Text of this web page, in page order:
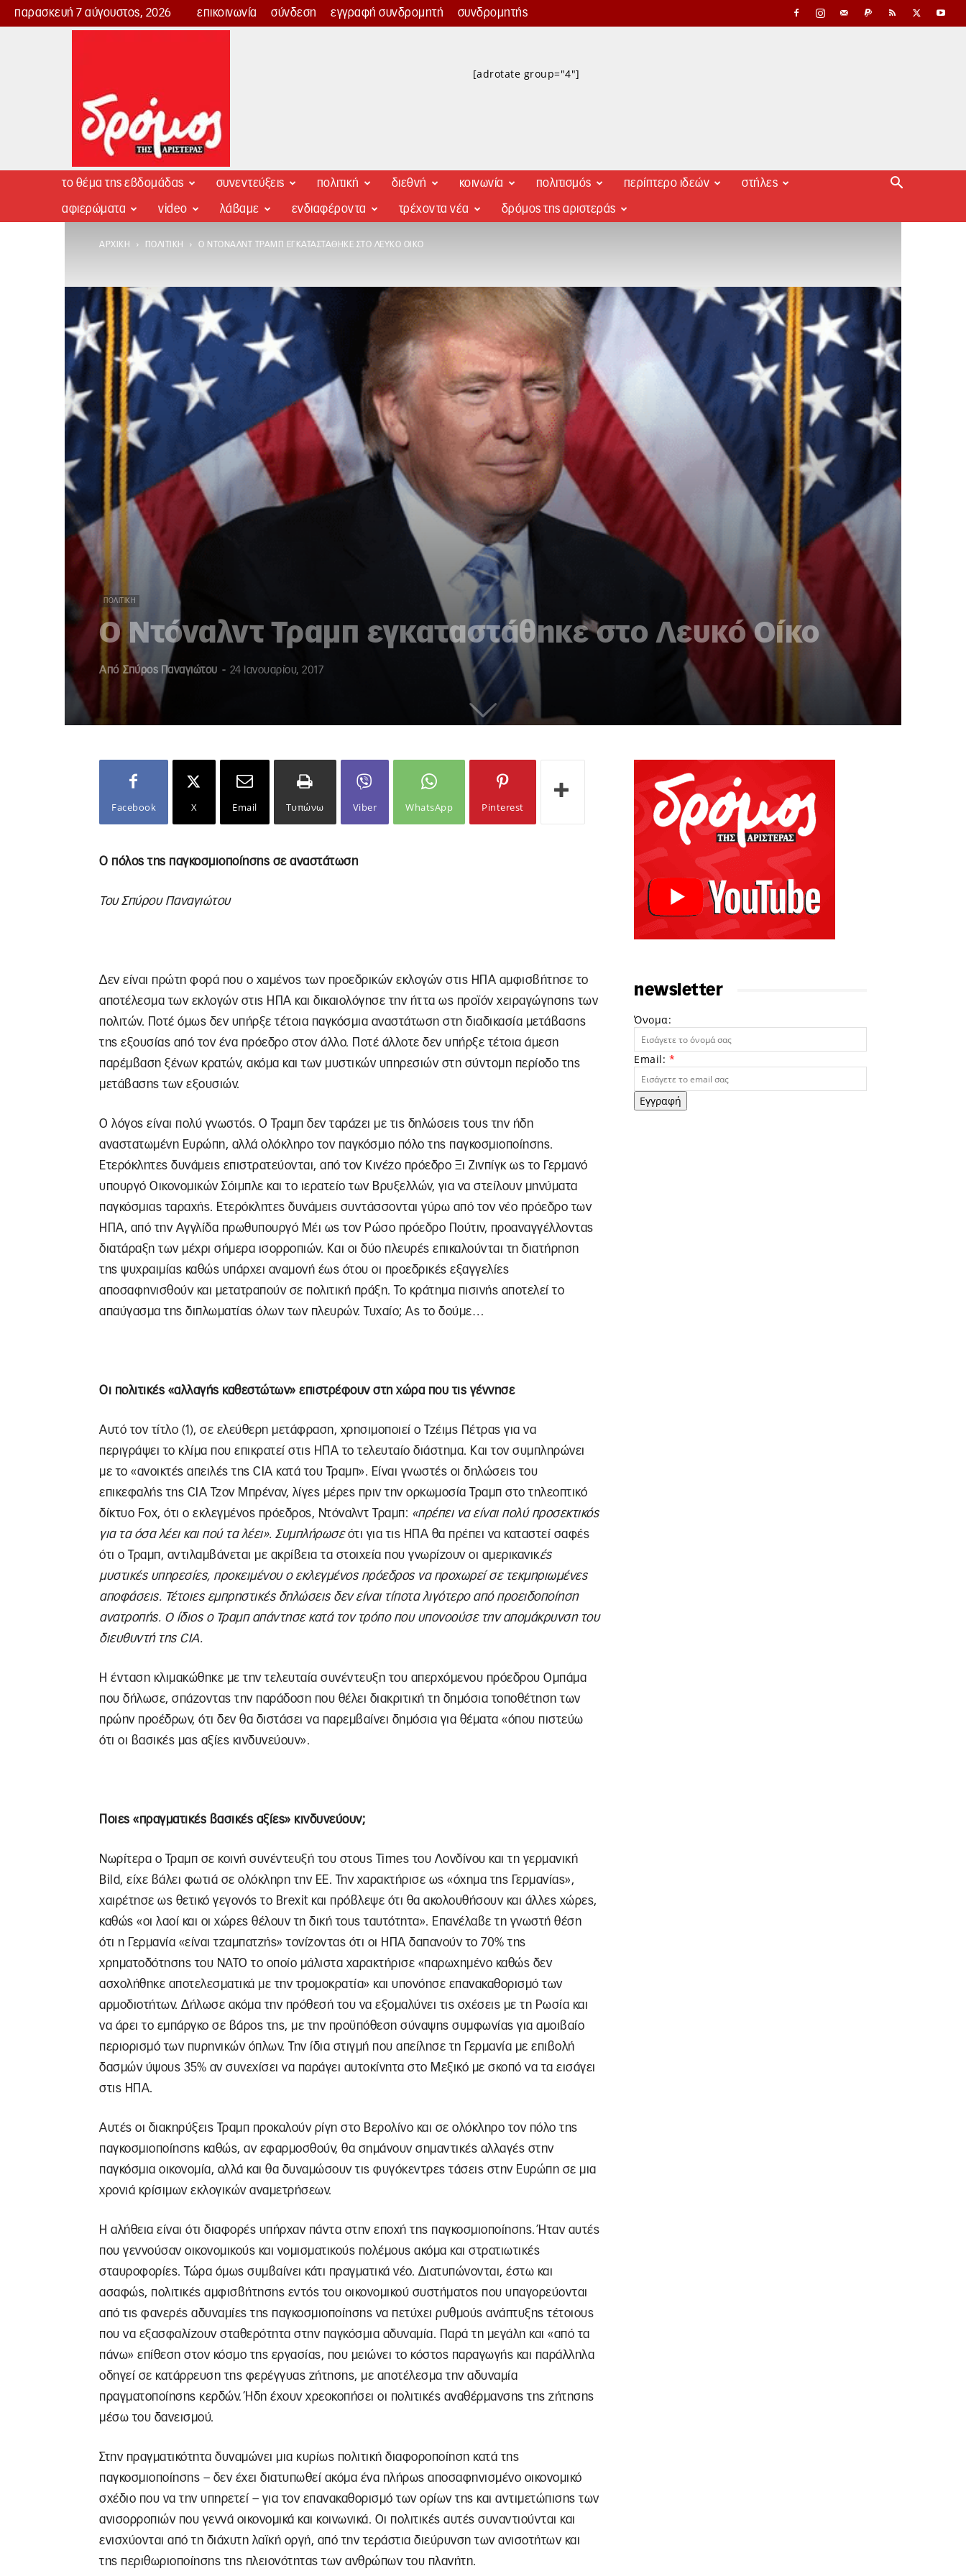
παρασκευή 7 αύγουστος, 2026 επικοινωνία σύνδεση εγγραφή συνδρομητή συνδρομητής
Δρόμος
[adrotate group="4"]
το θέμα της εβδομάδας συνεντεύξεις πολιτική διεθνή κοινωνία πολιτισμός περίπτερο ιδεών στήλες
αφιερώματα video λάβαμε ενδιαφέροντα τρέχοντα νέα δρόμος της αριστεράς
ΑΡΧΙΚΉ ΠΟΛΙΤΙΚΉ Ο ΝΤΌΝΑΛΝΤ ΤΡΑΜΠ ΕΓΚΑΤΑΣΤΆΘΗΚΕ ΣΤΟ ΛΕΥΚΌ ΟΊΚΟ
ΠΟΛΙΤΙΚΉ
Ο Ντόναλντ Τραμπ εγκαταστάθηκε στο Λευκό Οίκο
Από Σπύρος Παναγιώτου - 24 Ιανουαρίου, 2017
Facebook X Email Τυπώνω Viber WhatsApp Pinterest
Ο πόλος της παγκοσμιοποίησης σε αναστάτωση
Του Σπύρου Παναγιώτου
Δεν είναι πρώτη φορά που ο χαμένος των προεδρικών εκλογών στις ΗΠΑ αμφισβήτησε το
αποτέλεσμα των εκλογών στις ΗΠΑ και δικαιολόγησε την ήττα ως προϊόν χειραγώγησης των
πολιτών. Ποτέ όμως δεν υπήρξε τέτοια παγκόσμια αναστάτωση στη διαδικασία μετάβασης
της εξουσίας από τον ένα πρόεδρο στον άλλο. Ποτέ άλλοτε δεν υπήρξε τέτοια άμεση
παρέμβαση ξένων κρατών, ακόμα και των μυστικών υπηρεσιών στη σύντομη περίοδο της
μετάβασης των εξουσιών.
Ο λόγος είναι πολύ γνωστός. Ο Τραμπ δεν ταράζει με τις δηλώσεις τους την ήδη
αναστατωμένη Ευρώπη, αλλά ολόκληρο τον παγκόσμιο πόλο της παγκοσμιοποίησης.
Ετερόκλητες δυνάμεις επιστρατεύονται, από τον Κινέζο πρόεδρο Ξι Ζινπίγκ ως το Γερμανό
υπουργό Οικονομικών Σόιμπλε και το ιερατείο των Βρυξελλών, για να στείλουν μηνύματα
παγκόσμιας ταραχής. Ετερόκλητες δυνάμεις συντάσσονται γύρω από τον νέο πρόεδρο των
ΗΠΑ, από την Αγγλίδα πρωθυπουργό Μέι ως τον Ρώσο πρόεδρο Πούτιν, προαναγγέλλοντας
διατάραξη των μέχρι σήμερα ισορροπιών. Και οι δύο πλευρές επικαλούνται τη διατήρηση
της ψυχραιμίας καθώς υπάρχει αναμονή έως ότου οι προεδρικές εξαγγελίες
αποσαφηνισθούν και μετατραπούν σε πολιτική πράξη. Το κράτημα πισινής αποτελεί το
απαύγασμα της διπλωματίας όλων των πλευρών. Τυχαίο; Ας το δούμε…
Οι πολιτικές «αλλαγής καθεστώτων» επιστρέφουν στη χώρα που τις γέννησε
Αυτό τον τίτλο (1), σε ελεύθερη μετάφραση, χρησιμοποιεί ο Τζέιμς Πέτρας για να
περιγράψει το κλίμα που επικρατεί στις ΗΠΑ το τελευταίο διάστημα. Και τον συμπληρώνει
με το «ανοικτές απειλές της CIA κατά του Τραμπ». Είναι γνωστές οι δηλώσεις του
επικεφαλής της CIA Τζον Μπρέναν, λίγες μέρες πριν την ορκωμοσία Τραμπ στο τηλεοπτικό
δίκτυο Fox, ότι ο εκλεγμένος πρόεδρος, Ντόναλντ Τραμπ: «πρέπει να είναι πολύ προσεκτικός
για τα όσα λέει και πού τα λέει». Συμπλήρωσεότι για τις ΗΠΑ θα πρέπει να καταστεί σαφές
ότι ο Τραμπ, αντιλαμβάνεται με ακρίβεια τα στοιχεία που γνωρίζουν οι αμερικανικές
μυστικές υπηρεσίες, προκειμένου ο εκλεγμένος πρόεδρος να προχωρεί σε τεκμηριωμένες
αποφάσεις. Τέτοιες εμπρηστικές δηλώσεις δεν είναι τίποτα λιγότερο από προειδοποίηση
ανατροπής. Ο ίδιος ο Τραμπ απάντησε κατά τον τρόπο που υπονοούσε την απομάκρυνση του
διευθυντή της CIA.
Η ένταση κλιμακώθηκε με την τελευταία συνέντευξη του απερχόμενου πρόεδρου Ομπάμα
που δήλωσε, σπάζοντας την παράδοση που θέλει διακριτική τη δημόσια τοποθέτηση των
πρώην προέδρων, ότι δεν θα διστάσει να παρεμβαίνει δημόσια για θέματα «όπου πιστεύω
ότι οι βασικές μας αξίες κινδυνεύουν».
Ποιες «πραγματικές βασικές αξίες» κινδυνεύουν;
Νωρίτερα ο Τραμπ σε κοινή συνέντευξή του στους Times του Λονδίνου και τη γερμανική
Bild, είχε βάλει φωτιά σε ολόκληρη την ΕΕ. Την χαρακτήρισε ως «όχημα της Γερμανίας»,
χαιρέτησε ως θετικό γεγονός το Brexit και πρόβλεψε ότι θα ακολουθήσουν και άλλες χώρες,
καθώς «οι λαοί και οι χώρες θέλουν τη δική τους ταυτότητα». Επανέλαβε τη γνωστή θέση
ότι η Γερμανία «είναι τζαμπατζής» τονίζοντας ότι οι ΗΠΑ δαπανούν το 70% της
χρηματοδότησης του ΝΑΤΟ το οποίο μάλιστα χαρακτήρισε «παρωχημένο καθώς δεν
ασχολήθηκε αποτελεσματικά με την τρομοκρατία» και υπονόησε επανακαθορισμό των
αρμοδιοτήτων. Δήλωσε ακόμα την πρόθεσή του να εξομαλύνει τις σχέσεις με τη Ρωσία και
να άρει το εμπάργκο σε βάρος της, με την προϋπόθεση σύναψης συμφωνίας για αμοιβαίο
περιορισμό των πυρηνικών όπλων. Την ίδια στιγμή που απείλησε τη Γερμανία με επιβολή
δασμών ύψους 35% αν συνεχίσει να παράγει αυτοκίνητα στο Μεξικό με σκοπό να τα εισάγει
στις ΗΠΑ.
Αυτές οι διακηρύξεις Τραμπ προκαλούν ρίγη στο Βερολίνο και σε ολόκληρο τον πόλο της
παγκοσμιοποίησης καθώς, αν εφαρμοσθούν, θα σημάνουν σημαντικές αλλαγές στην
παγκόσμια οικονομία, αλλά και θα δυναμώσουν τις φυγόκεντρες τάσεις στην Ευρώπη σε μια
χρονιά κρίσιμων εκλογικών αναμετρήσεων.
Η αλήθεια είναι ότι διαφορές υπήρχαν πάντα στην εποχή της παγκοσμιοποίησης. Ήταν αυτές
που γεννούσαν οικονομικούς και νομισματικούς πολέμους ακόμα και στρατιωτικές
σταυροφορίες. Τώρα όμως συμβαίνει κάτι πραγματικά νέο. Διατυπώνονται, έστω και
ασαφώς, πολιτικές αμφισβήτησης εντός του οικονομικού συστήματος που υπαγορεύονται
από τις φανερές αδυναμίες της παγκοσμιοποίησης να πετύχει ρυθμούς ανάπτυξης τέτοιους
που να εξασφαλίζουν σταθερότητα στην παγκόσμια αδυναμία. Παρά τη μεγάλη και «από τα
πάνω» επίθεση στον κόσμο της εργασίας, που μειώνει το κόστος παραγωγής και παράλληλα
οδηγεί σε κατάρρευση της φερέγγυας ζήτησης, με αποτέλεσμα την αδυναμία
πραγματοποίησης κερδών. Ήδη έχουν χρεοκοπήσει οι πολιτικές αναθέρμανσης της ζήτησης
μέσω του δανεισμού.
Στην πραγματικότητα δυναμώνει μια κυρίως πολιτική διαφοροποίηση κατά της
παγκοσμιοποίησης – δεν έχει διατυπωθεί ακόμα ένα πλήρως αποσαφηνισμένο οικονομικό
σχέδιο που να την υπηρετεί – για τον επανακαθορισμό των ορίων της και αντιμετώπισης των
ανισορροπιών που γεννά οικονομικά και κοινωνικά. Οι πολιτικές αυτές συναντιούνται και
ενισχύονται από τη διάχυτη λαϊκή οργή, από την τεράστια διεύρυνση των ανισοτήτων και
της περιθωριοποίησης της πλειονότητας των ανθρώπων του πλανήτη.
newsletter
Όνομα:
Email: *
Εγγραφή